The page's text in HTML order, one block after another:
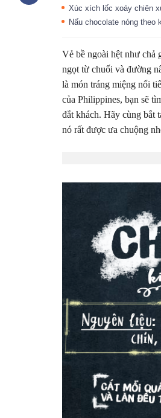
Xúc xích lốc xoáy chiên
Nấu chocolate nóng
Vẻ bề ngoài hệt như chả
ngọt từ chuối và đường
là món tráng miệng nổi
của Philippines, bạn sẽ
đắt khách. Hãy cùng bắt
nó rất được ưa chuộng